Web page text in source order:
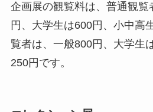
企画展の観覧料は、普通観覧
円、大学生は600円、小中高
覧者は、一般800円、大学生
250円です。